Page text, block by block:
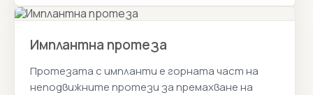
Имплантна протеза
Протезата с импланти е горната част на
неподвижните протези за премахване на